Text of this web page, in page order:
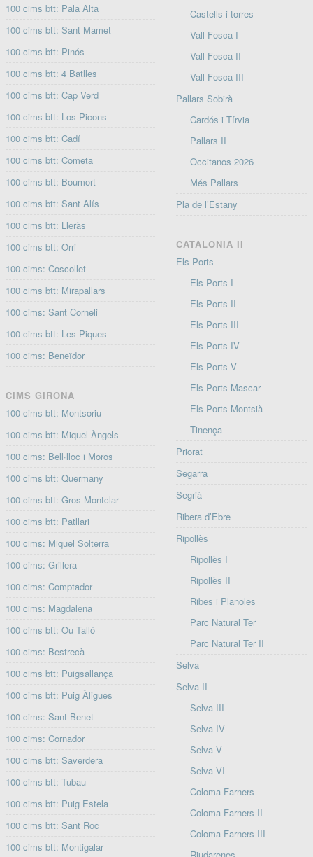
100 cims btt: Pala Alta
100 cims btt: Sant Mamet
100 cims btt: Pinós
100 cims btt: 4 Batlles
100 cims btt: Cap Verd
100 cims btt: Los Picons
100 cims btt: Cadí
100 cims btt: Cometa
100 cims btt: Boumort
100 cims btt: Sant Alís
100 cims btt: Lleràs
100 cims btt: Orri
100 cims: Coscollet
100 cims btt: Mirapallars
100 cims: Sant Corneli
100 cims btt: Les Piques
100 cims: Beneïdor
CIMS GIRONA
100 cims btt: Montsoriu
100 cims btt: Miquel Àngels
100 cims: Bell·lloc i Moros
100 cims btt: Quermany
100 cims btt: Gros Montclar
100 cims btt: Patllari
100 cims: Miquel Solterra
100 cims: Grillera
100 cims: Comptador
100 cims: Magdalena
100 cims btt: Ou Talló
100 cims: Bestrecà
100 cims btt: Puigsallança
100 cims btt: Puig Àligues
100 cims: Sant Benet
100 cims: Cornador
100 cims btt: Saverdera
100 cims btt: Tubau
100 cims btt: Puig Estela
100 cims btt: Sant Roc
100 cims btt: Montigalar
Castells i torres
Vall Fosca I
Vall Fosca II
Vall Fosca III
Pallars Sobirà
Cardós i Tírvia
Pallars II
Occitanos 2026
Més Pallars
Pla de l’Estany
CATALONIA II
Els Ports
Els Ports I
Els Ports II
Els Ports III
Els Ports IV
Els Ports V
Els Ports Mascar
Els Ports Montsià
Tinença
Priorat
Segarra
Segrià
Ribera d’Ebre
Ripollès
Ripollès I
Ripollès II
Ribes i Planoles
Parc Natural Ter
Parc Natural Ter II
Selva
Selva II
Selva III
Selva IV
Selva V
Selva VI
Coloma Farners
Coloma Farners II
Coloma Farners III